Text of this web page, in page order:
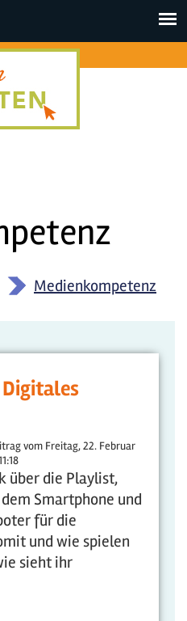
Toggle
» Medienkompetenz
Digitales
vom Freitag, 22. Februar
über die Playlist,
Smartphone und
für die
und wie spielen
sieht ihr